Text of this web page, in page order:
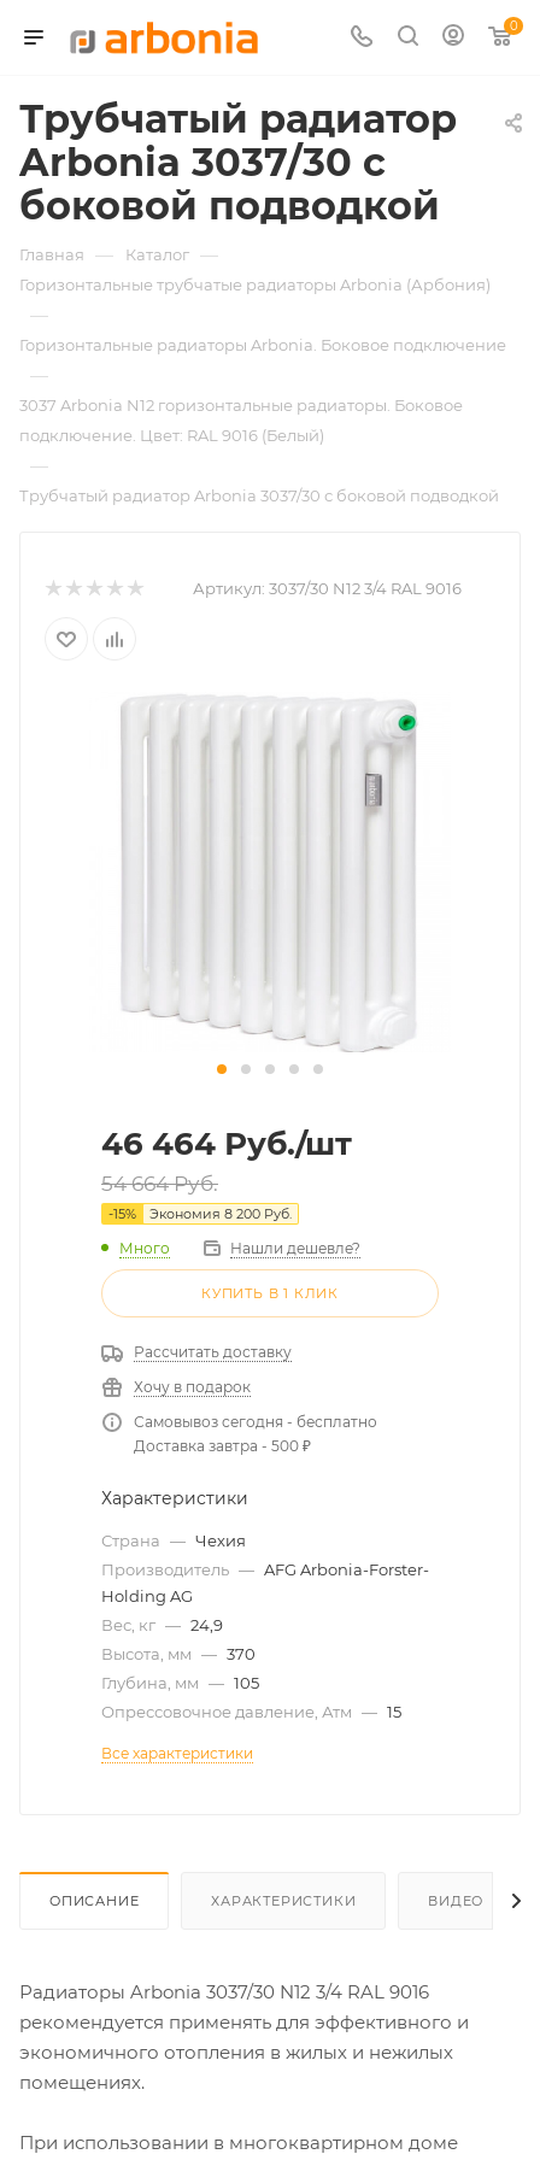
0
Трубчатый радиатор
Arbonia 3037/30 с
боковой подводкой
Главная — Каталог —
Горизонтальные трубчатые радиаторы Arbonia (Арбония)
—
Горизонтальные радиаторы Arbonia. Боковое подключение
—
3037 Arbonia N12 горизонтальные радиаторы. Боковое
подключение. Цвет: RAL 9016 (Белый)
—
Трубчатый радиатор Arbonia 3037/30 с боковой подводкой
Артикул: 3037/30 N12 3/4 RAL 9016
46 464 Руб./шт
54 664Руб.
-15% Экономия 8 200 Руб.
Много Нашли дешевле?
КУПИТЬ В 1 КЛИК
Рассчитать доставку
Хочу в подарок
Самовывоз сегодня - бесплатно
Доставка завтра - 500 ₽
Характеристики
Страна — Чехия
Производитель — AFG Arbonia-Forster-
Holding AG
Вес, кг — 24,9
Высота, мм — 370
Глубина, мм — 105
Опрессовочное давление, Атм — 15
Все характеристики
ОПИСАНИЕ ХАРАКТЕРИСТИКИ ВИДЕО
Радиаторы Arbonia 3037/30 N12 3/4 RAL 9016
рекомендуется применять для эффективного и
экономичного отопления в жилых и нежилых
помещениях.
При использовании в многоквартирном доме